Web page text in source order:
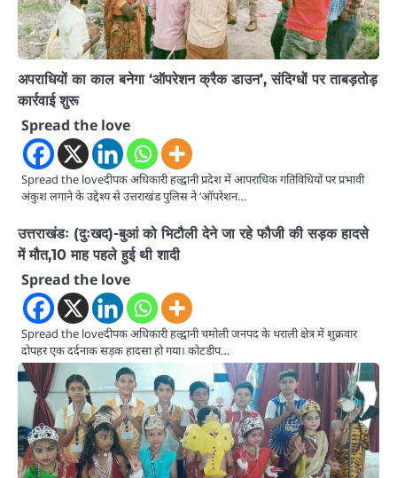
अपराधियों का काल बनेगा ‘ऑपरेशन क्रैक डाउन’, संदिग्धों पर ताबड़तोड़
कार्रवाई शुरू
Spread the love
Spread the loveदीपक अधिकारी हल्द्वानी प्रदेश में आपराधिक गतिविधियों पर प्रभावी
अंकुश लगाने के उद्देश्य से उत्तराखंड पुलिस ने ‘ऑपरेशन…
उत्तराखंडः (दुःखद)-बुआं को भिटौली देने जा रहे फौजी की सड़क हादसे
में मौत,10 माह पहले हुई थी शादी
Spread the love
Spread the loveदीपक अधिकारी हल्द्वानी चमोली जनपद के थराली क्षेत्र में शुक्रवार
दोपहर एक दर्दनाक सड़क हादसा हो गया। कोटडीप…